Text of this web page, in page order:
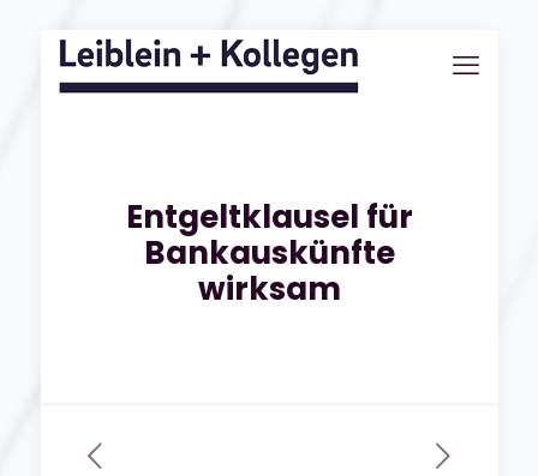
Entgeltklausel für
Bankauskünfte
wirksam